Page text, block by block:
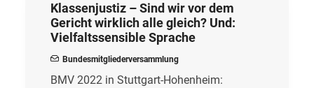
Klassenjustiz – Sind wir vor dem
Gericht wirklich alle gleich? Und:
Vielfaltssensible Sprache
Bundesmitgliederversammlung
BMV 2022 in Stuttgart-Hohenheim: